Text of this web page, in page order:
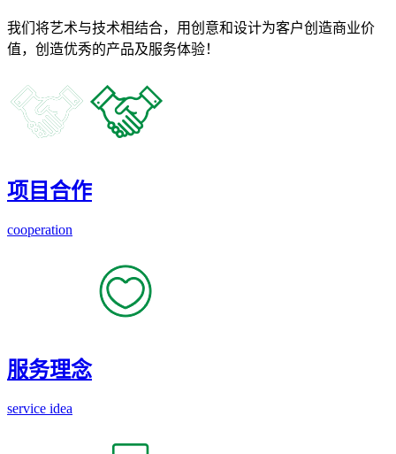
我们将艺术与技术相结合，用创意和设计为客户创造商业价
值，创造优秀的产品及服务体验！
项目合作
cooperation
服务理念
service idea